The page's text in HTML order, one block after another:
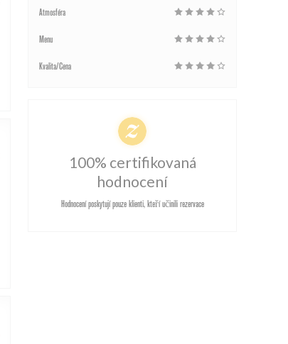
Atmosféra
Menu
Kvalita/Cena
100% certifikovaná
hodnocení
Hodnocení poskytují pouze klienti, kteří učinili rezervace